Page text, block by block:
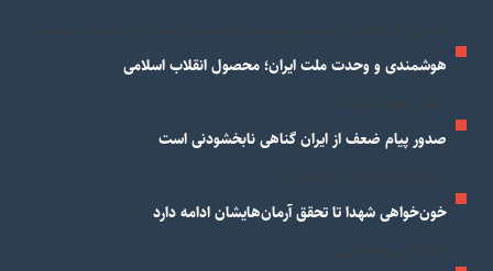
هوشمندی و وحدت ملت ایران؛ محصول انقلاب اسلامی
صدور پیام ضعف از ایران گناهی نابخشودنی است
خون‌خواهی شهدا تا تحقق آرمان‌هایشان ادامه دارد